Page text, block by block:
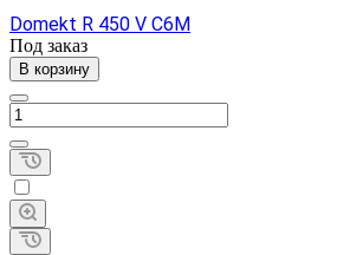
Domekt R 450 V C6M
Под заказ
В корзину